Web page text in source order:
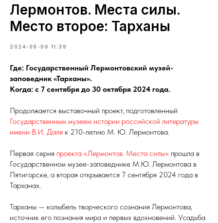
Лермонтов. Места силы.
Место второе: Тарханы
2024-09-06 11:39
Где: Государственный Лермонтовский музей-
заповедник «Тарханы».
Когда: с 7 сентября до 30 октября 2024 года.
Продолжается выставочный проект, подготовленный
Государственным музеем истории российской литературы
имени В.И. Даля к 210-летию М. Ю. Лермонтова.
Первая серия проекта «Лермонтов. Места силы» прошла в
Государственном музее-заповеднике М.Ю. Лермонтова в
Пятигорске, а вторая открывается 7 сентября 2024 года в
Тарханах.
Тарханы — колыбель творческого сознания Лермонтова,
источник его познания мира и первых вдохновений. Усадьба